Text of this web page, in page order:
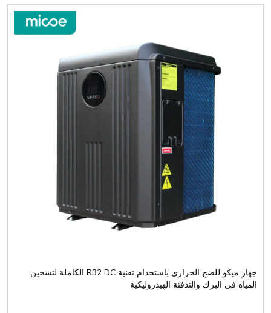
جهاز ميكو للضخ الحراري باستخدام تقنية R32 DC الكاملة لتسخين
المياه في البرك والتدفئة الهيدروليكية